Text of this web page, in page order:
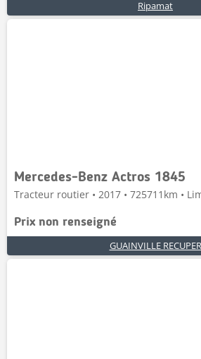
Ripamat
Mercedes-Benz Actros 1845
Tracteur routier • 2017 • 725711km •
Prix non renseigné
GUAINVILLE RECUPER